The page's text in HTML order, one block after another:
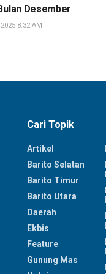
Desember
8:32 AM
Cari Topik
Artikel
Barito Selatan
Barito Timur
Barito Utara
Daerah
Ekbis
Feature
Gunung Mas